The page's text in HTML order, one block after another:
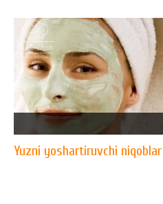
Yuzni yoshartiruvchi niqoblar